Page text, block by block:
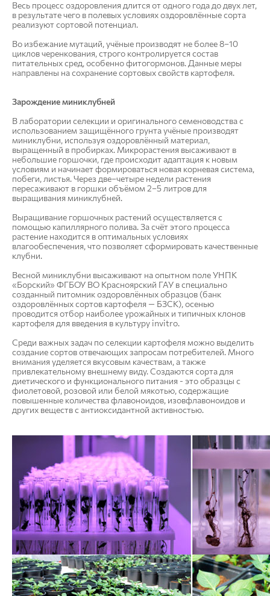
Весь процесс оздоровления длится от одного года до двух лет,
в результате чего в полевых условиях оздоровлённые сорта
реализуют сортовой потенциал.
Во избежание мутаций, учёные производят не более 8–10
циклов черенкования, строго контролируется состав
питательных сред, особенно фитогормонов. Данные меры
направлены на сохранение сортовых свойств картофеля.
Зарождение миниклубней
В лаборатории селекции и оригинального семеноводства с
использованием защищённого грунта учёные производят
миниклубни, используя оздоровлённый материал,
выращенный в пробирках. Микрорастения высаживают в
небольшие горшочки, где происходит адаптация к новым
условиям и начинает формироваться новая корневая система,
побеги, листья. Через две–четыре недели растения
пересаживают в горшки объёмом 2–5 литров для
выращивания миниклубней.
Выращивание горшочных растений осуществляется с
помощью капиллярного полива. За счёт этого процесса
растение находится в оптимальных условиях
влагообеспечения, что позволяет сформировать качественные
клубни.
Весной миниклубни высаживают на опытном поле УНПК
«Борский» ФГБОУ ВО Красноярский ГАУ в специально
созданный питомник оздоровлённых образцов (банк
оздоровлённых сортов картофеля — БЗСК), осенью
проводится отбор наиболее урожайных и типичных клонов
картофеля для введения в культуру invitro.
Среди важных задач по селекции картофеля можно выделить
создание сортов отвечающих запросам потребителей. Много
внимания уделяется вкусовым качествам, а также
привлекательному внешнему виду. Создаются сорта для
диетического и функционального питания - это образцы с
фиолетовой, розовой или белой мякотью, содержащие
повышенные количества флавоноидов, изовфлавоноидов и
других веществ с антиоксидантной активностью.